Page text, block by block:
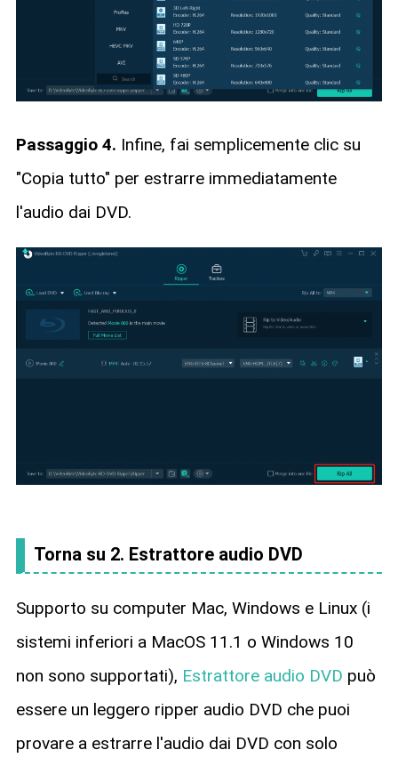
Passaggio 4. Infine, fai semplicemente clic su
"Copia tutto" per estrarre immediatamente
l'audio dai DVD.
Torna su 2. Estrattore audio DVD
Supporto su computer Mac, Windows e Linux (i
sistemi inferiori a MacOS 11.1 o Windows 10
non sono supportati), Estrattore audio DVD può
essere un leggero ripper audio DVD che puoi
provare a estrarre l'audio dai DVD con solo